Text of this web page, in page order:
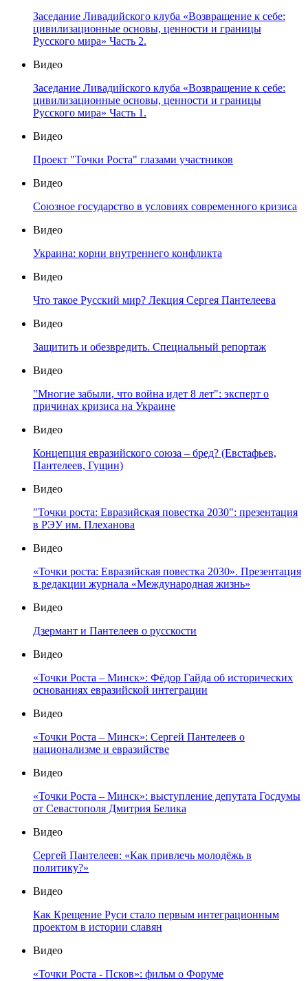
Заседание Ливадийского клуба «Возвращение к себе:
цивилизационные основы, ценности и границы
Русского мира» Часть 2.
Видео
Заседание Ливадийского клуба «Возвращение к себе:
цивилизационные основы, ценности и границы
Русского мира» Часть 1.
Видео
Проект "Точки Роста" глазами участников
Видео
Союзное государство в условиях современного кризиса
Видео
Украина: корни внутреннего конфликта
Видео
Что такое Русский мир? Лекция Сергея Пантелеева
Видео
Защитить и обезвредить. Специальный репортаж
Видео
"Многие забыли, что война идет 8 лет": эксперт о
причинах кризиса на Украине
Видео
Концепция евразийского союза – бред? (Евстафьев,
Пантелеев, Гущин)
Видео
"Точки роста: Евразийская повестка 2030": презентация
в РЭУ им. Плеханова
Видео
«Точки роста: Евразийская повестка 2030». Презентация
в редакции журнала «Международная жизнь»
Видео
Дзермант и Пантелеев о русскости
Видео
«Точки Роста – Минск»: Фёдор Гайда об исторических
основаниях евразийской интеграции
Видео
«Точки Роста – Минск»: Сергей Пантелеев о
национализме и евразийстве
Видео
«Точки Роста – Минск»: выступление депутата Госдумы
от Севастополя Дмитрия Белика
Видео
Сергей Пантелеев: «Как привлечь молодёжь в
политику?»
Видео
Как Крещение Руси стало первым интеграционным
проектом в истории славян
Видео
«Точки Роста - Псков»: фильм о Форуме